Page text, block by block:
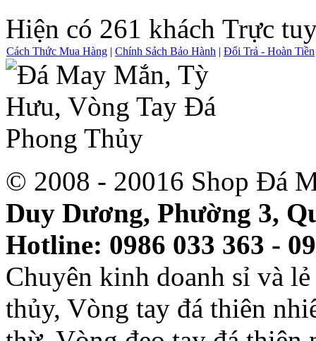
Hiện có 261 khách Trực
Cách Thức Mua Hàng | Chính Sách Bảo Hành | Đổi Trả - Hoàn Tiền
© 2008 - 20016 Shop Đá
Duy Dương, Phường 3,
Hotline: 0986 033 363 -
Chuyên kinh doanh sỉ và
thủy, Vòng tay đá thiên